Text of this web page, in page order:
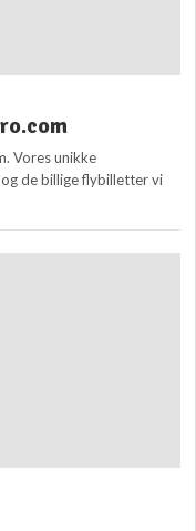
Vores unikke
de billige flybilletter vi